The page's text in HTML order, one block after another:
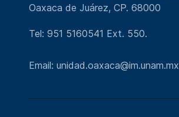
Oaxaca de Juárez, CP. 68000
Tel: 951 5160541 Ext. 550.
Email: unidad.oaxaca@im.unam.mx